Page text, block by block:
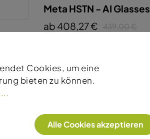
Meta HSTN - AI Glasses
ab 408,27 € 439,00 €